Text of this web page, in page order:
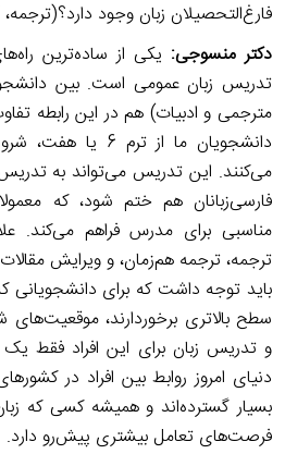
فارغ‌التحصیلان زبان وجود
دکتر منسوجی: یکی از ساده‌ترین
تدریس زبان عمومی است. بین
مترجمی و ادبیات) هم در این رابطه
دانشجویان ما از
می‌کنند. این تدریس می‌تواند به
فارسی‌زبانان هم ختم شود، که
مناسبی برای مدرس فراهم می‌کند.
ترجمه، ترجمه هم‌زمان، و ویرایش
باید توجه داشت که برای دانشجویانی
سطح بالاتری برخوردارند،
و تدریس زبان برای این افراد فقط
دنیای امروز روابط بین افراد در
بسیار گسترده‌اند و همیشه کسی که
فرصت‌های تعامل بیشتری پیش‌رو دارد.